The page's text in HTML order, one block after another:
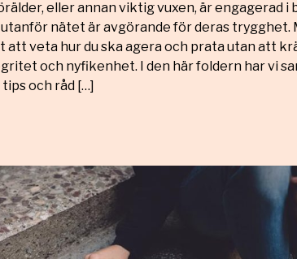
eller annan viktig vuxen, är engagerad i
utanför nätet är avgörande för deras trygghet.
att veta hur du ska agera och prata utan att
och nyfikenhet. I den här foldern har vi
och råd […]